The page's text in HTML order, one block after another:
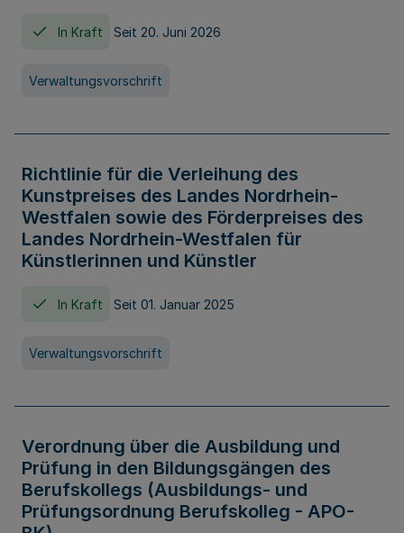
In Kraft Seit 20. Juni 2026
Verwaltungsvorschrift
Richtlinie für die Verleihung des
Kunstpreises des Landes Nordrhein-
Westfalen sowie des Förderpreises des
Landes Nordrhein-Westfalen für
Künstlerinnen und Künstler
In Kraft Seit 01. Januar 2025
Verwaltungsvorschrift
Verordnung über die Ausbildung und
Prüfung in den Bildungsgängen des
Berufskollegs (Ausbildungs- und
Prüfungsordnung Berufskolleg - APO-